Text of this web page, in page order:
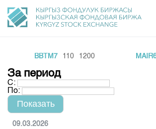
Финансовый рынок KG
О нас
Общая информация
Направления
BBTM7 110 1200 MAIR6
За период
С:
По:
09.03.2026